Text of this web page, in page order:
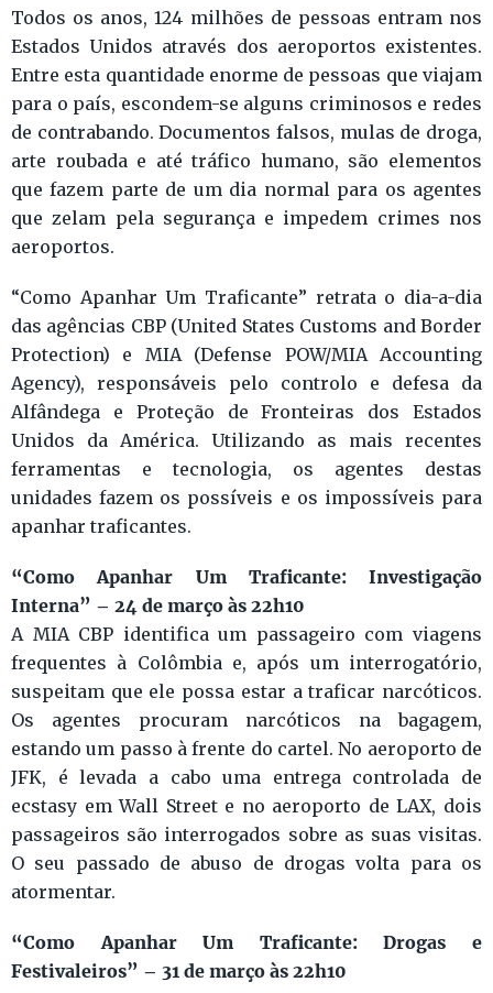
Todos os anos, 124 milhões de pessoas entram nos
Estados Unidos através dos aeroportos existentes.
Entre esta quantidade enorme de pessoas que viajam
para o país, escondem-se alguns criminosos e redes
de contrabando. Documentos falsos, mulas de droga,
arte roubada e até tráfico humano, são elementos
que fazem parte de um dia normal para os agentes
que zelam pela segurança e impedem crimes nos
aeroportos.
“Como Apanhar Um Traficante” retrata o dia-a-dia
das agências CBP (United States Customs and Border
Protection) e MIA (Defense POW/MIA Accounting
Agency), responsáveis pelo controlo e defesa da
Alfândega e Proteção de Fronteiras dos Estados
Unidos da América. Utilizando as mais recentes
ferramentas e tecnologia, os agentes destas
unidades fazem os possíveis e os impossíveis para
apanhar traficantes.
“Como Apanhar Um Traficante: Investigação
Interna” – 24 de março às 22h10
A MIA CBP identifica um passageiro com viagens
frequentes à Colômbia e, após um interrogatório,
suspeitam que ele possa estar a traficar narcóticos.
Os agentes procuram narcóticos na bagagem,
estando um passo à frente do cartel. No aeroporto de
JFK, é levada a cabo uma entrega controlada de
ecstasy em Wall Street e no aeroporto de LAX, dois
passageiros são interrogados sobre as suas visitas.
O seu passado de abuso de drogas volta para os
atormentar.
“Como Apanhar Um Traficante: Drogas e
Festivaleiros” – 31 de março às 22h10